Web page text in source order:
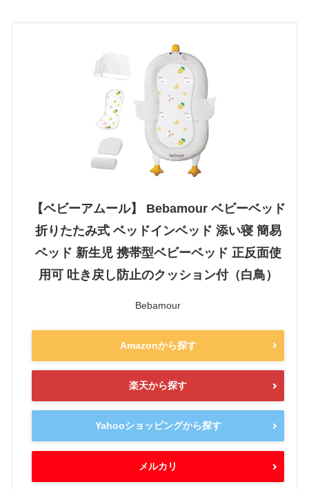
【ベビーアムール】 Bebamour ベビーベッド
折りたたみ式 ベッドインベッド 添い寝 簡易
ベッド 新生児 携帯型ベビーベッド 正反面使
用可 吐き戻し防止のクッション付（白鳥）
Bebamour
Amazonから探す
楽天から探す
Yahooショッピングから探す
メルカリ